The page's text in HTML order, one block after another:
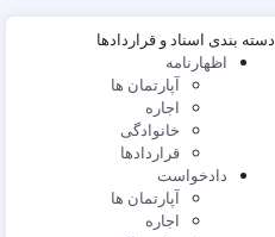
دسته بندی اسناد و قراردادها
اظهارنامه
آپارتمان ها
اجاره
خانوادگی
قراردادها
دادخواست
آپارتمان ها
اجاره